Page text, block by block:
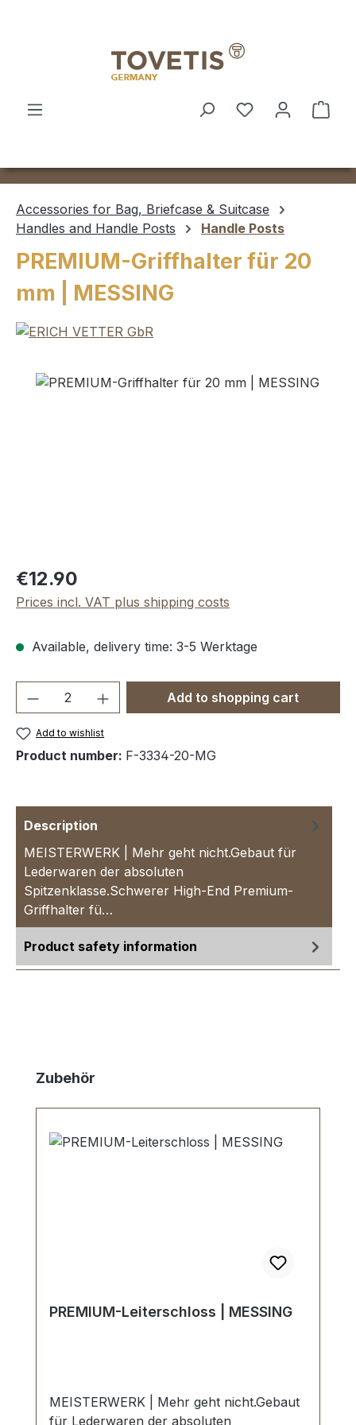
Accessories for Bag, Briefcase & Suitcase
Handles and Handle Posts
Handle Posts
PREMIUM-Griffhalter für 20
mm | MESSING
Skip image gallery
Regular price:
€12.90
Prices incl. VAT plus shipping costs
Available, delivery time: 3-5 Werktage
Product Quantity: Enter the desired
Add to shopping cart
Add to wishlist
Product number: F-3334-20-MG
Description
MEISTERWERK | Mehr geht nicht.Gebaut für
Lederwaren der absoluten
Spitzenklasse.Schwerer High-End Premium-
Griffhalter fü…
Product safety information
Skip product gallery
Zubehör
PREMIUM-Leiterschloss | MESSING
MEISTERWERK | Mehr geht nicht.Gebaut
für Lederwaren der absoluten